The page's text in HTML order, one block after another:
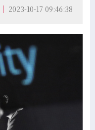
2023-10-17 09:46:38